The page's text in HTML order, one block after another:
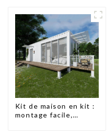
Kit de maison en kit :
montage facile,